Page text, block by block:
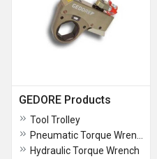
GEDORE Products
Tool Trolley
Hydraulic Torque Wrench